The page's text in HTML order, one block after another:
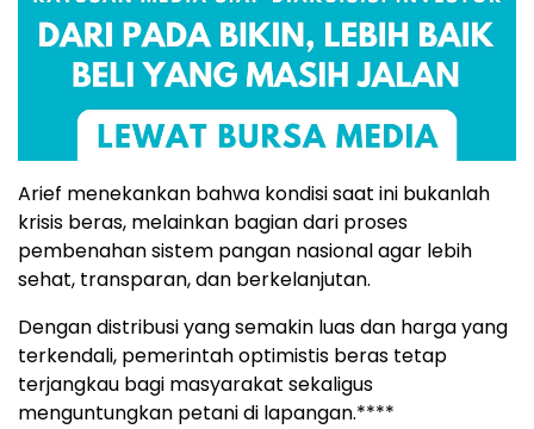
Arief menekankan bahwa kondisi saat ini bukanlah
krisis beras, melainkan bagian dari proses
pembenahan sistem pangan nasional agar lebih
sehat, transparan, dan berkelanjutan.
Dengan distribusi yang semakin luas dan harga yang
terkendali, pemerintah optimistis beras tetap
terjangkau bagi masyarakat sekaligus
menguntungkan petani di lapangan.****